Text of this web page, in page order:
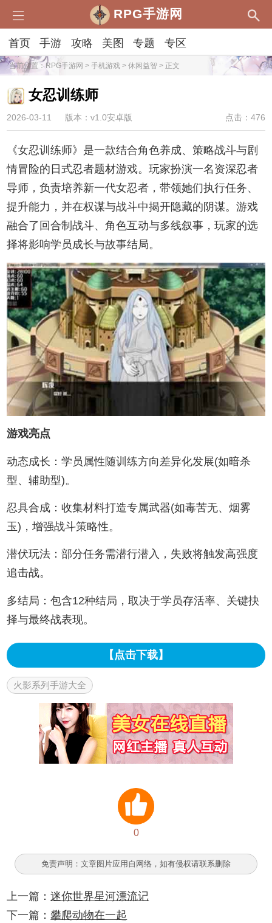
RPG手游网
首页 手游 攻略 美图 专题 专区
当前位置：RPG手游网 > 手机游戏 > 休闲益智 > 正文
女忍训练师
2026-03-11 版本：v1.0安卓版 点击：476
《女忍训练师》是一款结合角色养成、策略战斗与剧
情冒险的日式忍者题材游戏。玩家扮演一名资深忍者
导师，负责培养新一代女忍者，带领她们执行任务、
提升能力，并在权谋与战斗中揭开隐藏的阴谋。游戏
融合了回合制战斗、角色互动与多线叙事，玩家的选
择将影响学员成长与故事结局。
游戏亮点
动态成长：学员属性随训练方向差异化发展(如暗杀
型、辅助型)。
忍具合成：收集材料打造专属武器(如毒苦无、烟雾
玉)，增强战斗策略性。
潜伏玩法：部分任务需潜行潜入，失败将触发高强度
追击战。
多结局：包含12种结局，取决于学员存活率、关键抉
择与最终战表现。
【点击下载】
火影系列手游大全
0
免责声明：文章图片应用自网络，如有侵权请联系删除
上一篇：迷你世界星河漂流记
下一篇：攀爬动物在一起